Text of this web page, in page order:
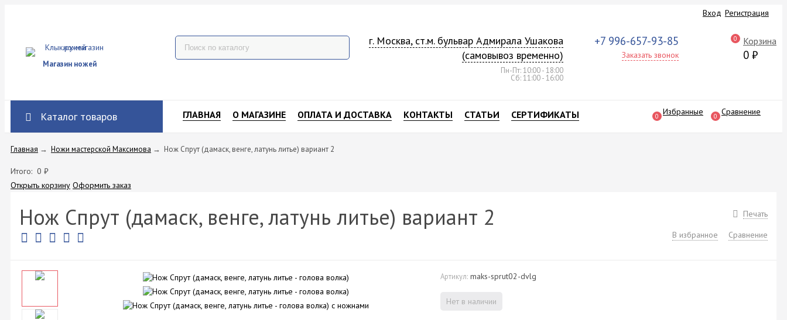
Вход Регистрация
Магазин ножей
г. Москва, ст.м. бульвар Адмирала Ушакова
(самовывоз временно)
Пн-Пт: 10:00 - 18:00
Сб: 11:00 - 16:00
+7 996-657-93-85
Заказать звонок
0 Корзина
0 ₽
Каталог товаров ГЛАВНАЯ О МАГАЗИНЕ ОПЛАТА И ДОСТАВКА КОНТАКТЫ СТАТЬИ СЕРТИФИКАТЫ 0 Избранные 0 Сравнение
Главная → Ножи мастерской Максимова → Нож Спрут (дамаск, венге, латунь литье) вариант 2
Итого: 0 ₽
Открыть корзину Оформить заказ
Печать
Нож Спрут (дамаск, венге, латунь литье) вариант 2
В избранное Сравнение
Артикул: maks-sprut02-dvlg
Нет в наличии